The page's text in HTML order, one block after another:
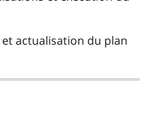
actualisation du plan